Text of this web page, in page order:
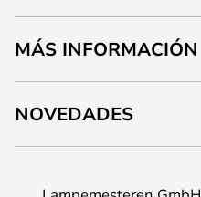
MÁS INFORMACIÓN
NOVEDADES